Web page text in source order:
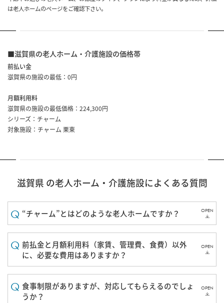
は老人ホームのページをご確認下さい。
■滋賀県の老人ホーム・介護施設の価格帯
前払い金
滋賀県の施設の最低：0円
月額利用料
滋賀県の施設の最低価格：224,300円
シリーズ：チャーム
対象施設： チャーム 栗東
滋賀県 の老人ホーム・介護施設によくある質問
“チャーム”とはどのような老人ホームですか？ OPEN
前払金と月額利用料（家賃、管理費、食費）以外
に、必要な費用はありますか？
OPEN
食事制限がありますが、対応してもらえるのでしょ
うか？
OPEN